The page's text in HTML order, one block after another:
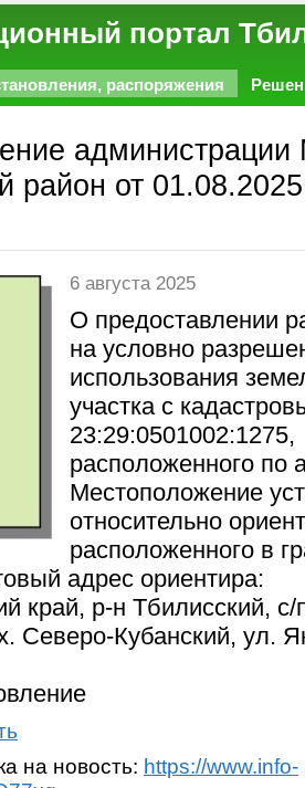
распоряжения
район от
6 августа 2025
О предоставлении
на условно
использования
участка с
23:29:0501002:1275,
расположенного по
Местоположение
относительно
расположенного в
адрес ориентира:
край, р-н Тбилисский, с/
Северо-Кубанский, ул.
на новость: https://www.info-